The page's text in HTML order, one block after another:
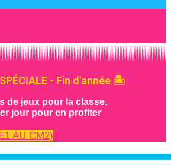
- Fin d'année 🏝️
de jeux pour la classe.
jour pour en profiter
AU CM2)